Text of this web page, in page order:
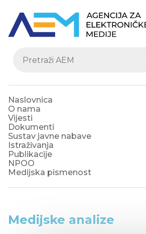
Naslovnica
O nama
Vijesti
Dokumenti
Sustav javne nabave
Istraživanja
Publikacije
NPOO
Medijska pismenost
Medijske analize